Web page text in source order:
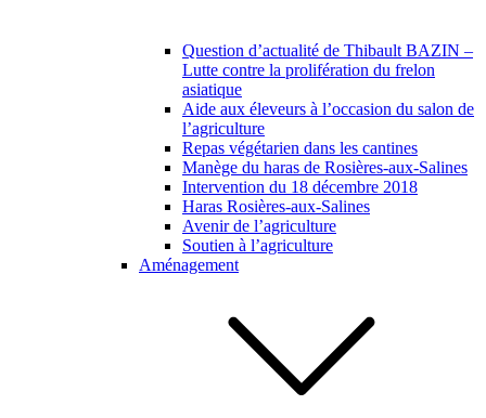
Question d’actualité de Thibault BAZIN –
Lutte contre la prolifération du frelon
asiatique
Aide aux éleveurs à l’occasion du salon de
l’agriculture
Repas végétarien dans les cantines
Manège du haras de Rosières-aux-Salines
Intervention du 18 décembre 2018
Haras Rosières-aux-Salines
Avenir de l’agriculture
Soutien à l’agriculture
Aménagement